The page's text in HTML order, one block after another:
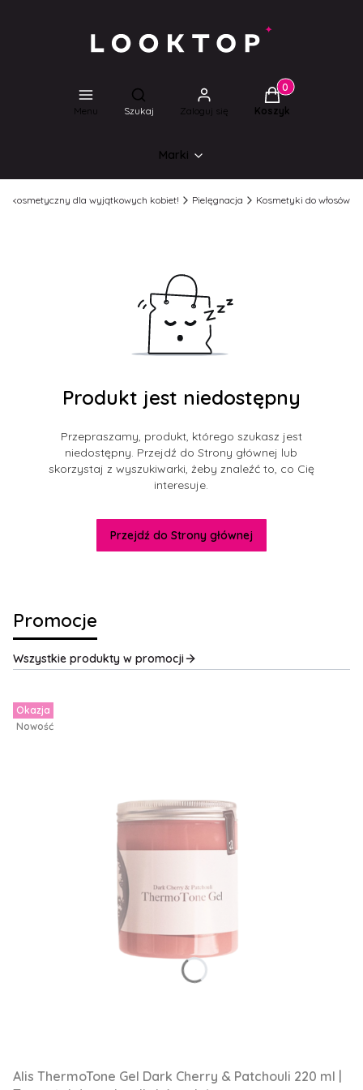
Menu
Otwórz wyszukiwarkę
Szukaj Zaloguj się
Produkty w
Koszyk
Marki
kosmetyczny dla wyjątkowych kobiet! Pielęgnacja Kosmetyki do włosów
Produkt jest niedostępny
Przepraszamy, produkt, którego szukasz jest
niedostępny. Przejdź do Strony głównej lub
skorzystaj z wyszukiwarki, żeby znaleźć to, co Cię
interesuje.
Przejdź do Strony głównej
Promocje
Wszystkie produkty w promocji
Okazja
Nowość
Alis ThermoTone Gel Dark Cherry & Patchouli 220 ml |